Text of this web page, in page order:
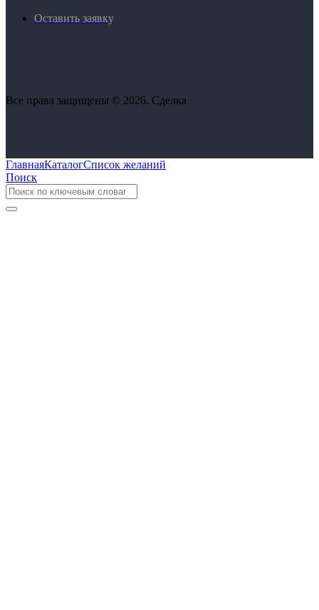
Оставить заявку
Все права защищены © 2026. Сделка
ГлавнаяКаталогСписок желаний
Поиск